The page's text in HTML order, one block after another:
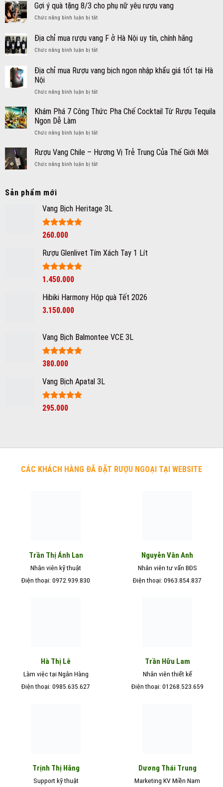
Gợi ý quà tặng 8/3 cho phụ nữ yêu rượu vang
Chức năng bình luận bị tắtở
quà
tặng
cho
phụ
yêu
vang
Địa chỉ mua rượu vang F ở Hà Nội uy tín, chính hãng
Chức năng bình luận bị tắtở
mua
vang
ở
uy
chính
Địa chỉ mua Rượu vang bịch ngon nhập khẩu giá tốt tại Hà
Nội
Chức năng bình luận bị tắtở
chỉ
vang
ngon
khẩu
Nội
Khám Phá 7 Công Thức Pha Chế Cocktail Từ Rượu Tequila
Ngon Dễ Làm
Chức năng bình luận bị tắtở
Phá
Công
Từ
Làm
Rượu Vang Chile – Hương Vị Trẻ Trung Của Thế Giới Mới
Chức năng bình luận bị tắtở
Hương
Vị
Thế
Giới
Sản phẩm mới
Vang Bịch Heritage 3L
Được xếp
sao
260.000
Rượu Glenlivet Tím Xách Tay 1 Lít
Được xếp
sao
1.450.000
Hibiki Harmony Hộp quà Tết 2026
3.150.000
Vang Bịch Balmontee VCE 3L
Được xếp
sao
380.000
Vang Bịch Apatal 3L
Được xếp
295.000
CÁC KHÁCH HÀNG ĐÃ ĐẶT RƯỢU NGOẠI TẠI WEBSITE
Trần Thị Ánh Lan
Nhân viên kỹ thuật
Điện thoại: 0972.939.830
Nguyễn Vân Anh
Nhân viên tư vấn BĐS
Điện thoại: 0963.854.837
Hà Thị Lê
Làm việc tại Ngân Hàng
Điện thoại: 0985.635.627
Trần Hữu Lam
Nhân viên thiết kế
Điện thoại: 01268.523.659
Trịnh Thị Hằng
Support kỹ thuật
Dương Thái Trung
Marketing KV Miền Nam